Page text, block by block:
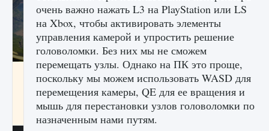
Как исправить ошибку Palworld EPalworld
«Идет сохранение мира — Невозможно
начать сохранение данных мира»
9 августа 2024 2 711 0 0
очень важно нажать L3 на PlayStation или LS
на Xbox, чтобы активировать элементы
управления камерой и упростить решение
головоломки. Без них мы не сможем
перемещать узлы. Однако на ПК это проще,
поскольку мы можем использовать WASD для
перемещения камеры, QE для ее вращения и
мышь для перестановки узлов головоломки по
назначенным нами путям.